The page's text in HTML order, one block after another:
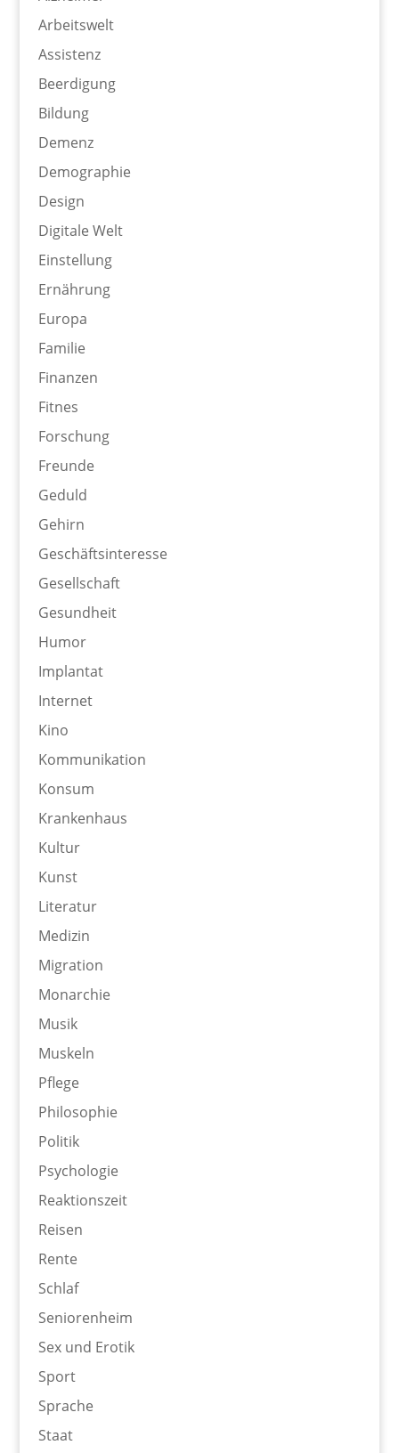
Arbeitswelt
Assistenz
Beerdigung
Bildung
Demenz
Demographie
Design
Digitale Welt
Einstellung
Ernährung
Europa
Familie
Finanzen
Fitnes
Forschung
Freunde
Geduld
Gehirn
Geschäftsinteresse
Gesellschaft
Gesundheit
Humor
Implantat
Internet
Kino
Kommunikation
Konsum
Krankenhaus
Kultur
Kunst
Literatur
Medizin
Migration
Monarchie
Musik
Muskeln
Pflege
Philosophie
Politik
Psychologie
Reaktionszeit
Reisen
Rente
Schlaf
Seniorenheim
Sex und Erotik
Sport
Sprache
Staat